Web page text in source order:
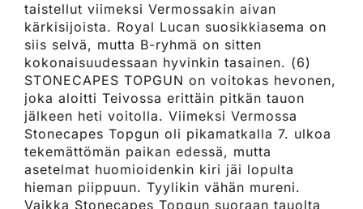
taistellut viimeksi Vermossakin aivan
kärkisijoista. Royal Lucan suosikkiasema on
siis selvä, mutta B-ryhmä on sitten
kokonaisuudessaan hyvinkin tasainen. (6)
STONECAPES TOPGUN on voitokas hevonen,
joka aloitti Teivossa erittäin pitkän tauon
jälkeen heti voitolla. Viimeksi Vermossa
Stonecapes Topgun oli pikamatkalla 7. ulkoa
tekemättömän paikan edessä, mutta
asetelmat huomioidenkin kiri jäi lopulta
hieman piippuun. Tyylikin vähän mureni.
Vaikka Stonecapes Topgun suoraan tauolta